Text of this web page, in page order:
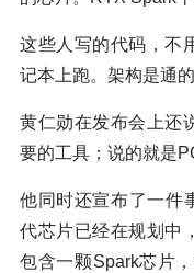
这些人写的代码，不
记本上跑。架构是通的
黄仁勋在发布会上还
要的工具；说的就是
他同时还宣布了一件
代芯片已经在规划中
包含一颗Spark芯片